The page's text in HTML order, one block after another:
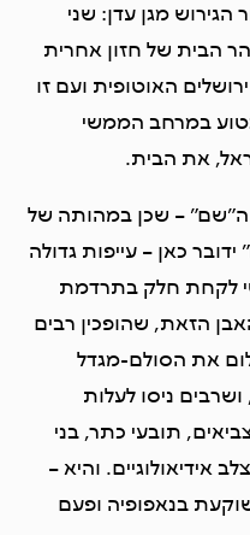
מגן עדן: שני
הבית של חזון אחרית
האוטופית ועם זו
במרחב הממשי
את הבית.
ה”שם” – שכן במהותה של
כאן – עייפות גדולה
לקחת חלק בתרדמת
הזאת, שהופכין רבים
את הסולם-מגדל
ניסו לעלות
תובעי כתר, בני
אידיאולוגיים. והיא –
בנאפופיה ופעם